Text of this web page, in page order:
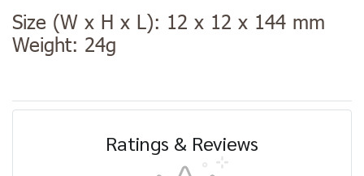
Size (W x H x L): 12 x 12 x 144 mm
Weight: 24g
Ratings & Reviews